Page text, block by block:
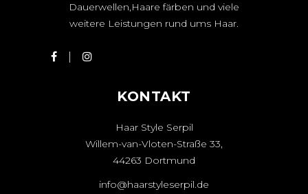
Dauerwellen,Haare färben und viele
weitere Leistungen rund ums Haar.
KONTAKT
Haar Style Serpil
Willem-van-Vloten-Straße 33,
44263 Dortmund
info@haarstyleserpil.de